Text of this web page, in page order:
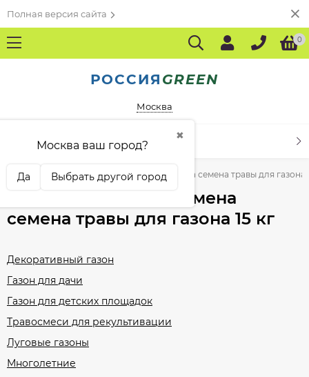
Полная версия сайта
0
РОССИЯ GREEN
Москва
✖
Москва ваш город?
Да Выбрать другой город
КАТАЛОГ ТОВАРОВ
травы и семена Газонные травы и семена семена травы для газона
Газонные травы и семена
семена травы для газона 15 кг
Декоративный газон
Газон для дачи
Газон для детских площадок
Травосмеси для рекультивации
Луговые газоны
Многолетние